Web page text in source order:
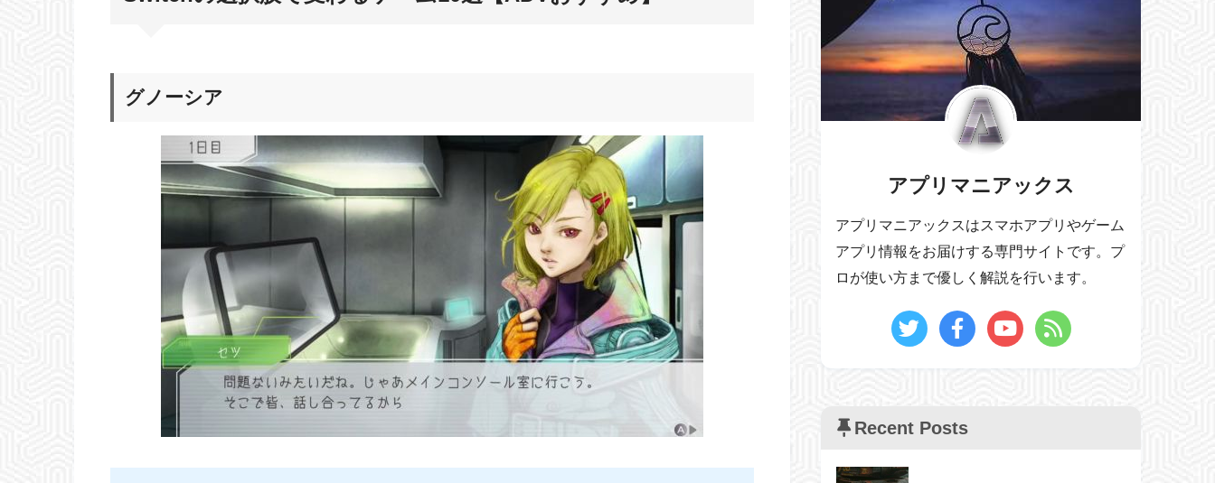
グノーシア
アプリマニアックス
アプリマニアックスはスマホアプリやゲーム
アプリ情報をお届けする専門サイトです。プ
ロが使い方まで優しく解説を行います。
Recent Posts